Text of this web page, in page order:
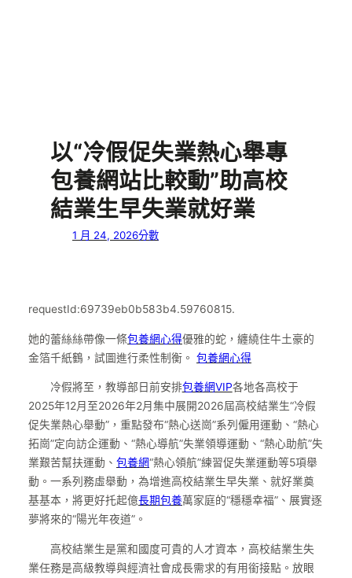
以“冷假促失業熱心舉專
包養網站比較動”助高校
結業生早失業就好業
1 月 24, 2026分數
requestId:69739eb0b583b4.59760815.
她的蕾絲絲帶像一條包養網心得優雅的蛇，纏繞住牛土豪的
金箔千紙鶴，試圖進行柔性制衡。 包養網心得
冷假將至，教導部日前安排包養網VIP各地各高校于
2025年12月至2026年2月集中展開2026屆高校結業生“冷假
促失業熱心舉動”，重點發布“熱心送崗”系列僱用運動、“熱心
拓崗”定向訪企運動、“熱心導航”失業領導運動、“熱心助航”失
業艱苦幫扶運動、 包養網“熱心領航”練習促失業運動等5項舉
動。一系列務虛舉動，為增進高校結業生早失業、就好業奠
基基本，將更好托起億長期包養萬家庭的“穩穩幸福”、展實逐
夢將來的“陽光年夜道”。
高校結業生是黨和國度可貴的人才資本，高校結業生失
業任務是高級教導與經濟社會成長需求的有用銜接點。放眼